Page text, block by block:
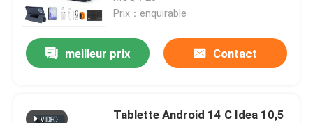
Prix：enquirable
meilleur prix Contact
Tablette Android 14 C Idea 10,5